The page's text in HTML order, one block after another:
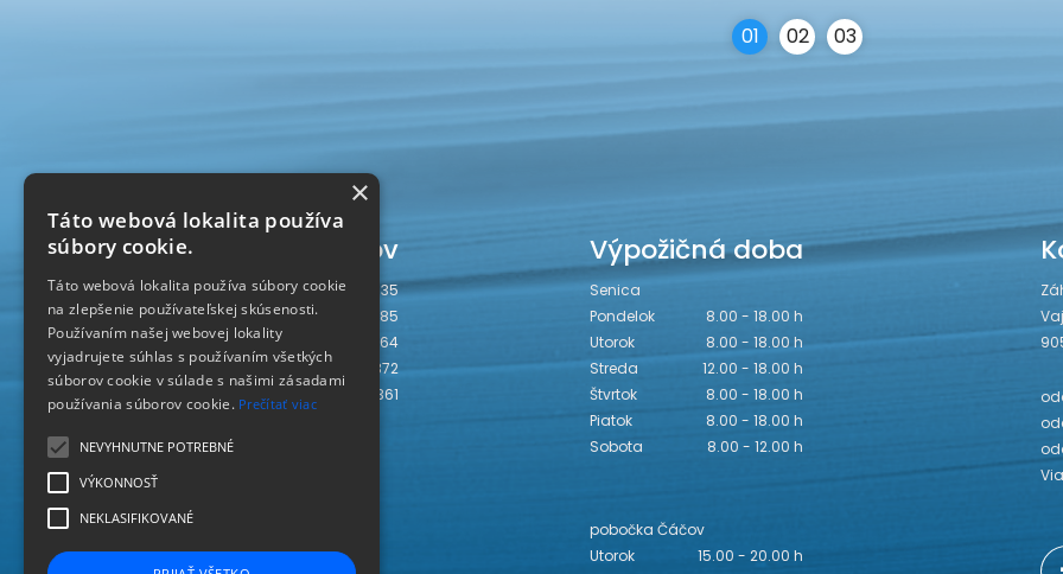
01 02 03
Počítadlo prístupov
Dnes
335
Včera
785
Tento týždeň
3864
Tento mesiac
5372
Spolu
238361
SK
Výpožičná doba
Senica
Pondelok
8.00 - 18.00 h
Utorok
8.00 - 18.00 h
Streda
12.00 - 18.00 h
Štvrtok
8.00 - 18.00 h
Piatok
8.00 - 18.00 h
Sobota
8.00 - 12.00 h
pobočka Čáčov
Utorok
15.00 - 20.00 h
×
Táto webová lokalita používa
súbory cookie.
Táto webová lokalita používa súbory cookie
na zlepšenie používateľskej skúsenosti.
Používaním našej webovej lokality
vyjadrujete súhlas s používaním všetkých
súborov cookie v súlade s našimi zásadami
používania súborov cookie. Prečítať viac
NEVYHNUTNE POTREBNÉ
VÝKONNOSŤ
NEKLASIFIKOVANÉ